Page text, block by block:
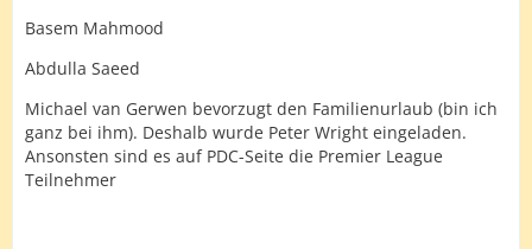
Basem Mahmood
Abdulla Saeed
Michael van Gerwen bevorzugt den Familienurlaub (bin ich
ganz bei ihm). Deshalb wurde Peter Wright eingeladen.
Ansonsten sind es auf PDC-Seite die Premier League
Teilnehmer